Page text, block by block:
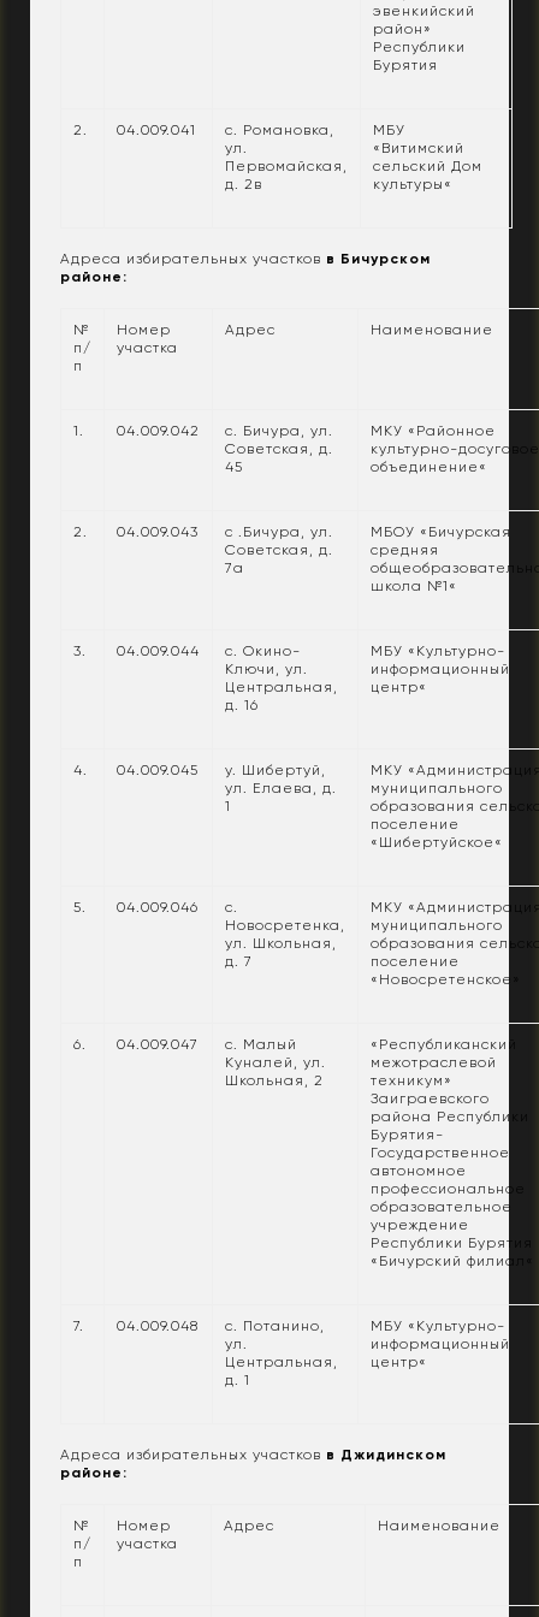
эвенкийский
район»
Республики
Бурятия
2. 04.009.041
с. Романовка,
ул.
Первомайская,
д. 2в
МБУ
«Витимский
сельский Дом
культуры«
Адреса избирательных участков в Бичурском
районе:
№
п/
п
Номер
участка
Адрес Наименование
1. 04.009.042
с. Бичура, ул.
Советская, д.
45
МКУ «Районное
культурно-досуговое
объединение«
2. 04.009.043
с .Бичура, ул.
Советская, д.
7а
МБОУ «Бичурская
средняя
школа №1«
3. 04.009.044
с. Окино-
Ключи, ул.
Центральная,
д. 16
МБУ «Культурно-
информационный
центр«
4. 04.009.045
у. Шибертуй,
ул. Елаева, д.
1
МКУ
муниципального
образования
поселение
«Шибертуйское«
5. 04.009.046
с.
Новосретенка,
ул. Школьная,
д. 7
МКУ
муниципального
образования
поселение
«Новосретенское»
6. 04.009.047
с. Малый
Куналей, ул.
Школьная, 2
«Республиканский
межотраслевой
техникум»
Заиграевского
района Республики
Бурятия-
Государственное
автономное
профессиональное
образовательное
учреждение
Республики Бурятия
«Бичурский филиал«
7. 04.009.048
с. Потанино,
ул.
Центральная,
д. 1
МБУ «Культурно-
информационный
центр«
Адреса избирательных участков в Джидинском
районе:
№
п/
п
Номер
участка
Адрес Наименование